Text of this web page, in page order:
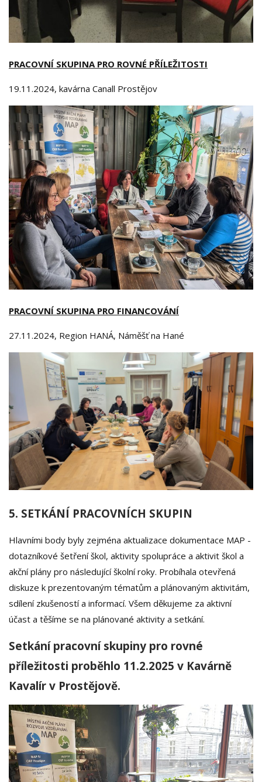
PRACOVNÍ SKUPINA PRO ROVNÉ PŘÍLEŽITOSTI
19.11.2024, kavárna Canall Prostějov
PRACOVNÍ SKUPINA PRO FINANCOVÁNÍ
27.11.2024, Region HANÁ, Náměšť na Hané
5. SETKÁNÍ PRACOVNÍCH SKUPIN
Hlavními body byly zejména aktualizace dokumentace MAP -
dotazníkové šetření škol, aktivity spolupráce a aktivit škol a
akční plány pro následující školní roky. Probíhala otevřená
diskuze k prezentovaným tématům a plánovaným aktivitám,
sdílení zkušeností a informací. Všem děkujeme za aktivní
účast a těšíme se na plánované aktivity a setkání.
Setkání pracovní skupiny pro rovné
příležitosti proběhlo 11.2.2025 v Kavárně
Kavalír v Prostějově.